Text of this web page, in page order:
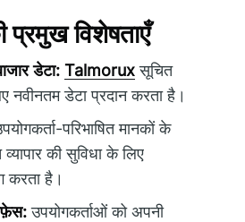
विशेषताएँ
डेटा: Talmoruxसूचित
नवीनतम डेटा प्रदान करता है।
परिभाषित मानकों के
की सुविधा के लिए
करता है।
उपयोगकर्ताओं को अपनी